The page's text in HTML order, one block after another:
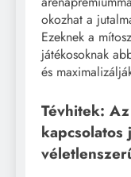
okozhat a
Ezeknek a
játékosoknak
és
Tévhitek:
kapcsolatos